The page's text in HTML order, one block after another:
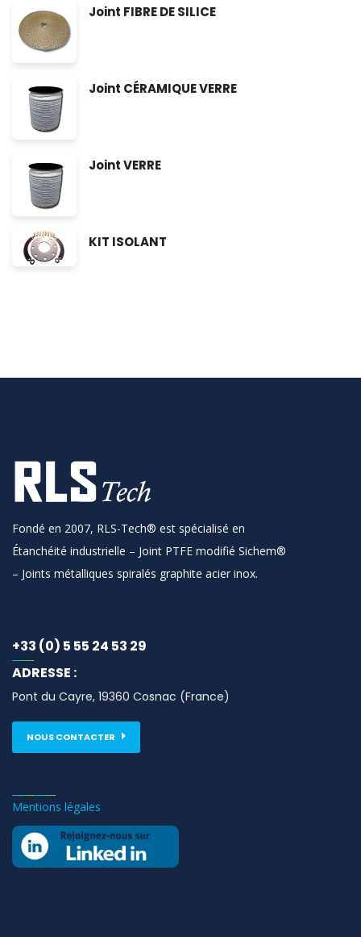
Joint FIBRE DE SILICE
Joint CÉRAMIQUE VERRE
Joint VERRE
KIT ISOLANT
Fondé en 2007, RLS-Tech® est spécialisé en
Étanchéité industrielle – Joint PTFE modifié Sichem®
– Joints métalliques spiralés graphite acier inox.
+33 (0) 5 55 24 53 29
ADRESSE :
Pont du Cayre, 19360 Cosnac (France)
NOUS CONTACTER
Mentions légales